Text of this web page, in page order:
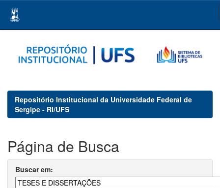
navigation
Repositório Institucional da Universidade Federal de
Sergipe - RI/UFS
Página de Busca
Buscar em: